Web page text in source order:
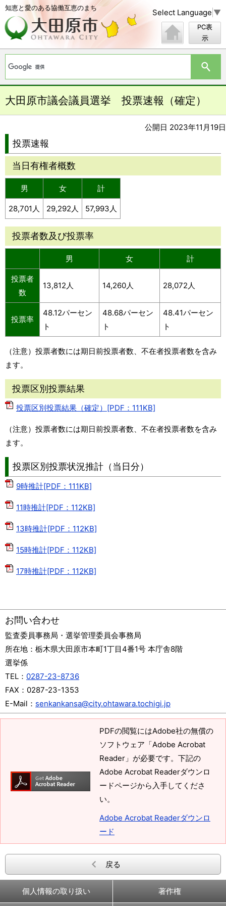
知恵と愛のある協働互恵のまち Select Language ▼
PC表
示
大田原市議会議員選挙 投票速報（確定）
公開日 2023年11月19日
投票速報
当日有権者概数
男 女 計
28,701人 29,292人 57,993人
投票者数及び投票率
男 女 計
投票者
数
13,812人 14,260人 28,072人
投票率
48.12パーセン
ト
48.68パーセン
ト
48.41パーセン
ト
（注意）投票者数には期日前投票者数、不在者投票者数を含み
ます。
投票区別投票結果
投票区別投票結果（確定）[PDF：111KB]
（注意）投票者数には期日前投票者数、不在者投票者数を含み
ます。
投票区別投票状況推計（当日分）
9時推計[PDF：111KB]
11時推計[PDF：112KB]
13時推計[PDF：112KB]
15時推計[PDF：112KB]
17時推計[PDF：112KB]
お問い合わせ
監査委員事務局・選挙管理委員会事務局
所在地： 栃木県大田原市本町1丁目4番1号 本庁舎8階
選挙係
TEL： 0287-23-8736
FAX： 0287-23-1353
E-Mail： senkankansa@city.ohtawara.tochigi.jp
PDFの閲覧にはAdobe社の無償の
ソフトウェア「Adobe Acrobat
Reader」が必要です。下記の
Adobe Acrobat Readerダウンロ
ードページから入手してくださ
い。
Adobe Acrobat Readerダウンロ
ード
戻る
個人情報の取り扱い 著作権